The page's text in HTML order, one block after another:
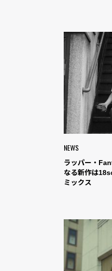
NEWS
ラッパー・
なる新作は
ミックス